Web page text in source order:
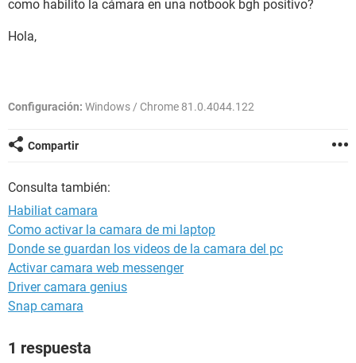
como habilito la cámara en una notbook bgh positivo?
Hola,
Configuración: Windows / Chrome 81.0.4044.122
Compartir
Consulta también:
Habiliat camara
Como activar la camara de mi laptop
Donde se guardan los videos de la camara del pc
Activar camara web messenger
Driver camara genius
Snap camara
1 respuesta